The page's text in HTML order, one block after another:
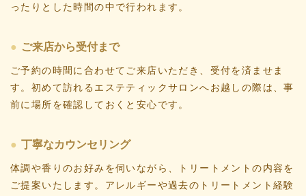
ったりとした時間の中で行われます。
ご来店から受付まで
ご予約の時間に合わせてご来店いただき、受付を済ませま
す。初めて訪れるエステティックサロンへお越しの際は、事
前に場所を確認しておくと安心です。
丁寧なカウンセリング
体調や香りのお好みを伺いながら、トリートメントの内容を
ご提案いたします。アレルギーや過去のトリートメント経験